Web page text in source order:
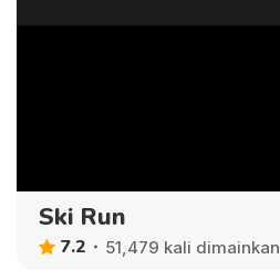
Ski Run
7.2 51,479 kali dimainkan